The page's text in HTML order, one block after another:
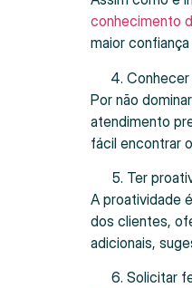
conhecimento
maior
Por não
atendimento
fácil encontrar
Ter
A proatividade
dos clientes,
adicionais,
Solicitar